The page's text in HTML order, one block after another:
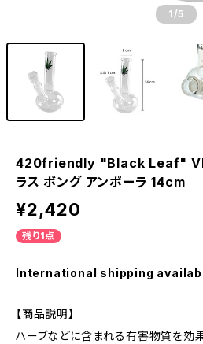
1 /5
420friendly "Black Leaf"
ラス ボング アンポーラ 14cm
¥2,420
残り1点
International shipping
【商品説明】
ハーブなどに含まれる有害物質を効